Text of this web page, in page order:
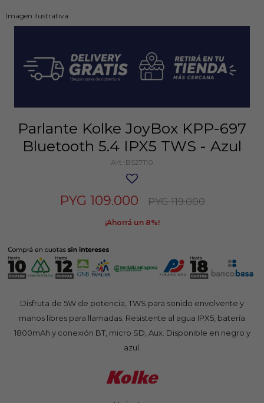
Imagen Ilustrativa
Parlante Kolke JoyBox KPP-697
Bluetooth 5.4 IPX5 TWS - Azul
BS27110
PYG 109.000 PYG 119.000
8
Disfruta de 5W de potencia, TWS para sonido envolvente y
manos libres para llamadas. Resistente al agua IPX5, batería
1800mAh y conexión BT, micro SD, Aux. Disponible en negro y
azul.